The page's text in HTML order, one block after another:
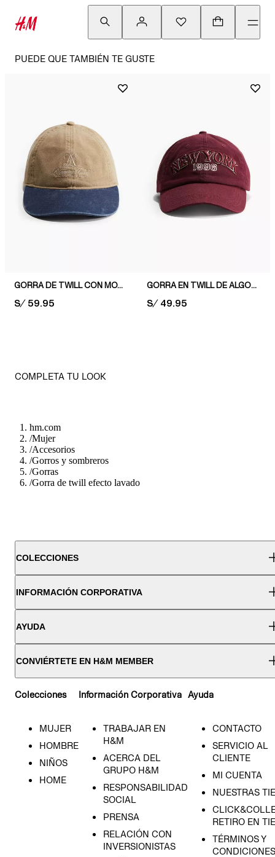
PUEDE QUE TAMBIÉN TE GUSTE
GORRA DE TWILL CON MOTIVO BORDADO
PRICE:
S/ 59.95
GORRA EN TWILL DE ALGODÓN
PRICE:
S/ 49.95
COMPLETA TU LOOK
hm.com
/Mujer
/Accesorios
/Gorros y sombreros
/Gorras
/Gorra de twill efecto lavado
COLECCIONES
INFORMACIÓN CORPORATIVA
AYUDA
CONVIÉRTETE EN H&M MEMBER
Colecciones
MUJER
HOMBRE
NIÑOS
HOME
Información Corporativa
TRABAJAR EN
H&M
ACERCA DEL
GRUPO H&M
RESPONSABILIDAD
SOCIAL
PRENSA
RELACIÓN CON
INVERSIONISTAS
Ayuda
CONTACTO
SERVICIO AL
CLIENTE
MI CUENTA
NUESTRAS
RETIRO EN
TÉRMINOS Y
CONDICIONES